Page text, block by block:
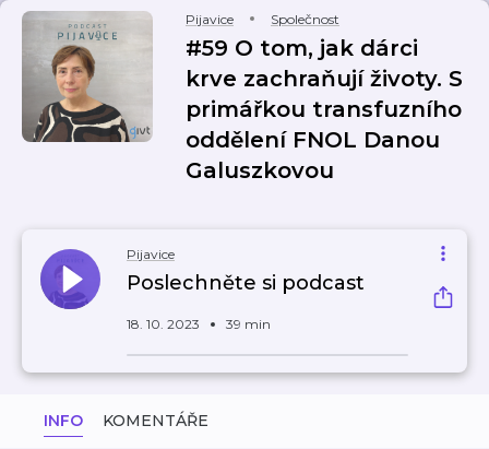
Pijavice Společnost
#59 O tom, jak dárci
krve zachraňují životy. S
primářkou transfuzního
oddělení FNOL Danou
Galuszkovou
Pijavice
Poslechněte si podcast
18. 10. 2023 39 min
INFO KOMENTÁŘE